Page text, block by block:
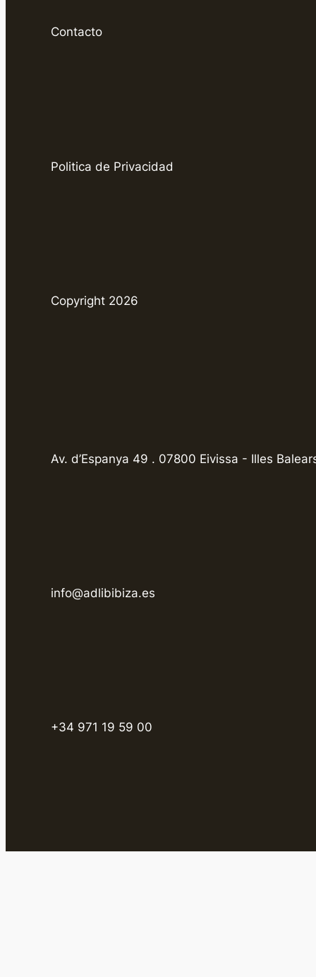
Contacto
Politica de Privacidad
Copyright 2026
Av. d’Espanya 49 . 07800 Eivissa - Illes
info@adlibibiza.es
+34 971 19 59 00